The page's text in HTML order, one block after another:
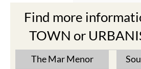
Find more
TOWN or
The Mar Menor